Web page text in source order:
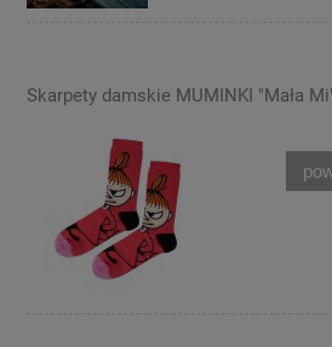
Skarpety damskie MUMINKI "Mała